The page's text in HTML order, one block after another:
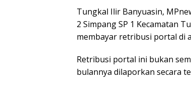
Tungkal Ilir Banyuasin,
2 Simpang SP 1 Kecamatan
membayar retribusi portal di
Retribusi portal ini bukan
bulannya dilaporkan secara